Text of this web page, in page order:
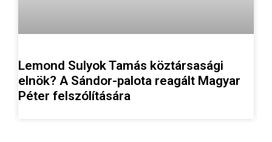
Lemond Sulyok Tamás köztársasági
elnök? A Sándor-palota reagált Magyar
Péter felszólítására